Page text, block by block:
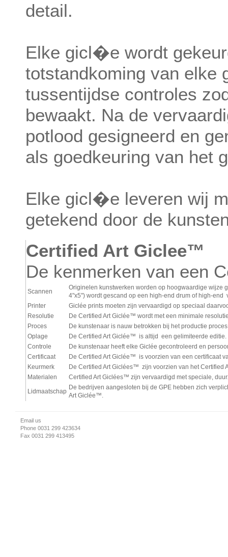
detail.
Elke gicl�e wordt
totstandkoming van
tussentijdse controles
bewaakt. Na de
potlood gesigneerd en
als goedkeuring van het
Elke gicl�e leveren wij
getekend door de
Certified Art Giclee™
De kenmerken van een
Scannen
Originelen kunstwerken worden op hoogwaardige wijze
4"x5") wordt gescand op een high-end drum of high-end
Printer
Giclée prints moeten zijn vervaardigd op speciaal
Resolutie
De Certified Art Giclée™ wordt met een minimale
Proces
De kunstenaar is nauw betrokken bij het productie
Oplage
De Certified Art Giclée™ is altijd een gelimiteerde editie.
Controle
De kunstenaar heeft elke Giclée gecontroleerd en
Certificaat
De Certified Art Giclée™ is voorzien van een certificaat
Keurmerk
De Certified Art Giclées™ zijn voorzien van het Certified
Materialen
Certified Art Giclées™ zijn vervaardigd met speciale,
Lidmaatschap
De bedrijven aangesloten bij de GPE hebben zich
Art Giclée™.
Email us
Phone 0031 299 423634
Fax 0031 299 413495